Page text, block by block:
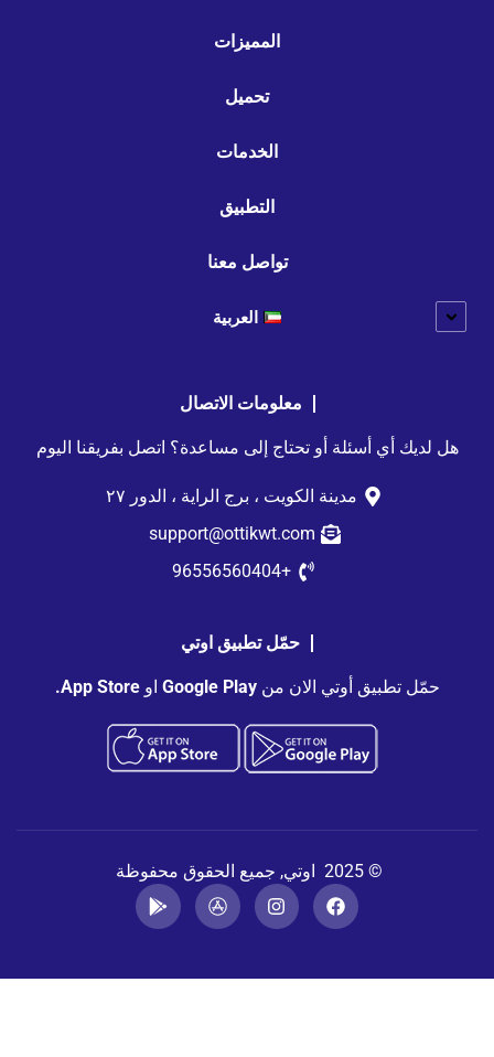
المميزات
تحميل
الخدمات
التطبيق
تواصل معنا
العربية
معلومات الاتصال
هل لديك أي أسئلة أو تحتاج إلى مساعدة؟ اتصل بفريقنا اليوم
مدينة الكويت ، برج الراية ، الدور ٢٧
support@ottikwt.com
+96556560404
حمّل تطبيق اوتي
حمّل تطبيق أوتي الان منGoogle Play اوApp Store.
© 2025 اوتي, جميع الحقوق محفوظة